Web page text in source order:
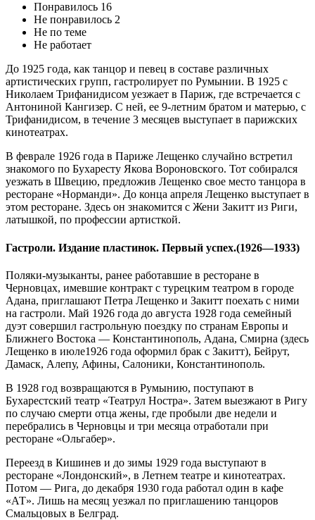
Понравилось 16
Не понравилось 2
Не по теме
Не работает
До 1925 года, как танцор и певец в составе различных
артистических групп, гастролирует по Румынии. В 1925 с
Николаем Трифанидисом уезжает в Париж, где встречается с
Антониной Кангизер. С ней, ее 9-летним братом и матерью, с
Трифанидисом, в течение 3 месяцев выступает в парижских
кинотеатрах.
В феврале 1926 года в Париже Лещенко случайно встретил
знакомого по Бухаресту Якова Вороновского. Тот собирался
уезжать в Швецию, предложив Лещенко свое место танцора в
ресторане «Норманди». До конца апреля Лещенко выступает в
этом ресторане. Здесь он знакомится с Жени Закитт из Риги,
латышкой, по профессии артисткой.
Гастроли. Издание пластинок. Первый успех.(1926—1933)
Поляки-музыканты, ранее работавшие в ресторане в
Черновцах, имевшие контракт с турецким театром в городе
Адана, приглашают Петра Лещенко и Закитт поехать с ними
на гастроли. Май 1926 года до августа 1928 года семейный
дуэт совершил гастрольную поездку по странам Европы и
Ближнего Востока — Константинополь, Адана, Смирна (здесь
Лещенко в июле1926 года оформил брак с Закитт), Бейрут,
Дамаск, Алепу, Афины, Салоники, Константинополь.
В 1928 год возвращаются в Румынию, поступают в
Бухарестский театр «Театрул Ностра». Затем выезжают в Ригу
по случаю смерти отца жены, где пробыли две недели и
перебрались в Черновцы и три месяца отработали при
ресторане «Ольгабер».
Переезд в Кишинев и до зимы 1929 года выступают в
ресторане «Лондонский», в Летнем театре и кинотеатрах.
Потом — Рига, до декабря 1930 года работал один в кафе
«АТ». Лишь на месяц уезжал по приглашению танцоров
Смальцовых в Белград.